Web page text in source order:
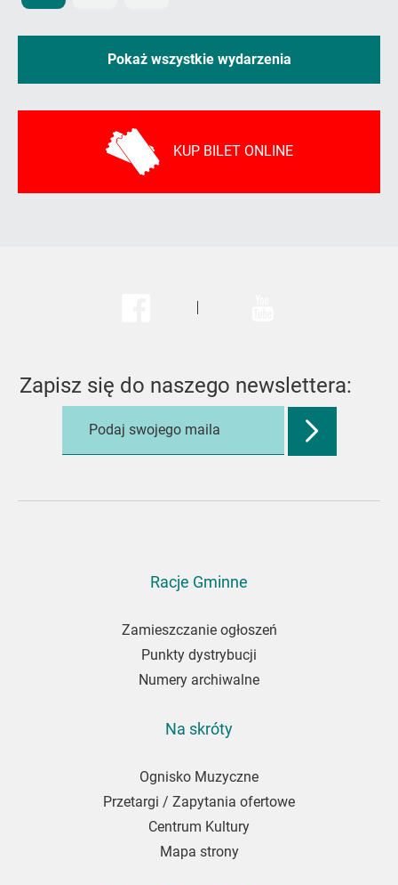
Pokaż wszystkie wydarzenia
KUP BILET ONLINE
Zapisz się do naszego newslettera:
Racje Gminne
Zamieszczanie ogłoszeń
Punkty dystrybucji
Numery archiwalne
Na skróty
Ognisko Muzyczne
Przetargi / Zapytania ofertowe
Centrum Kultury
Mapa strony